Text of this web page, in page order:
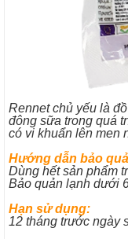
Rennet chủ yếu là
đông sữa trong quá
có vi khuẩn lên men
Hướng dẫn bảo
Dùng hết sản phẩm
Bảo quản lạnh dưới
Hạn sử dụng:
12 tháng trước ngày